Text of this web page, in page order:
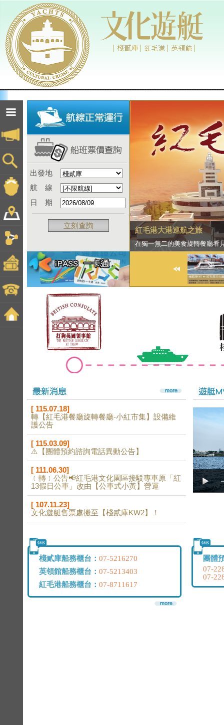
紅毛港大港巡航之旅
在獨一無二的美食旋轉餐廳看
出發地
航 線
日 期
立刻查詢
[ 115.07.18]
轉【紅毛港餐廳旋轉餐廳-小紅市集】設備維
護公告
[ 115.03.09]
⚠️【團體預約諮詢電話異動公告】
[ 111.06.30]
﹝轉﹞公告📢紅毛港文化園區接駁專車原「紅
13假日公車」改由【公車式小黃】營運
[ 107.11.23]
文化遊艇售票處搬至【棧貳庫KW2】！
棧貳庫船務櫃台： 07-5216270
英領館船務櫃台： 07-5213403
紅毛港船務櫃台： 07-8711617
團體
07-
07-